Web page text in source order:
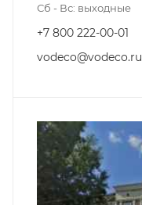
Сб - Вс: выходные
+7 800 222-00-01
vodeco@vodeco.ru